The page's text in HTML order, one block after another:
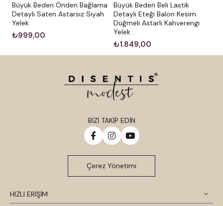
Büyük Beden Önden Bağlama
Detaylı Saten Astarsız Siyah
Yelek
₺999,00
Büyük Beden Beli Lastik
Detaylı Eteği Balon Kesim
Düğmeli Astarlı Kahverengi
Yelek
₺1.849,00
HIZLI ERİŞİM
BİZİ TAKİP EDİN
Çerez Yönetimi